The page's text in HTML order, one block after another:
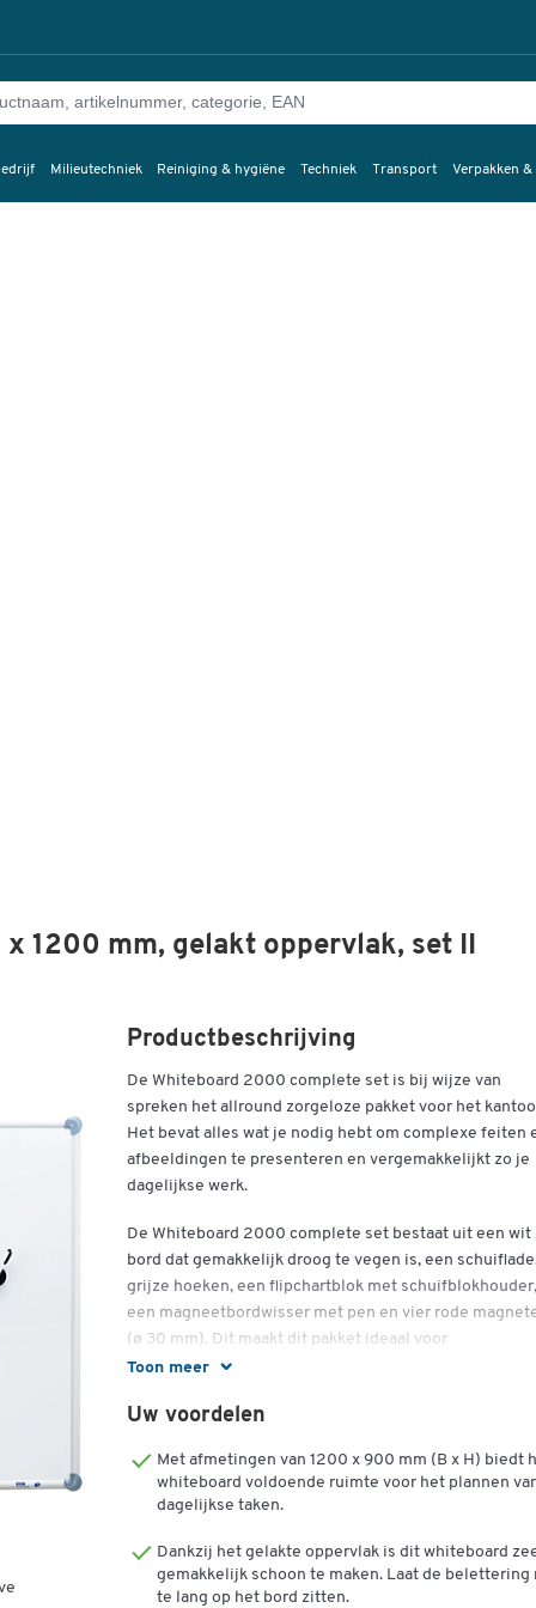
Milieutechniek Reiniging & hygiëne Techniek Transport Verpakken
1200 mm, gelakt oppervlak, set II
Toon meer
Productbeschrijving
De Whiteboard 2000 complete set is bij wijze van
spreken het allround zorgeloze pakket voor het
Het bevat alles wat je nodig hebt om complexe feiten
afbeeldingen te presenteren en vergemakkelijkt zo je
dagelijkse werk.
De Whiteboard 2000 complete set bestaat uit een wit
bord dat gemakkelijk droog te vegen is, een
grijze hoeken, een flipchartblok met schuifblokhouder,
een magneetbordwisser met pen en vier rode
(ø 30 mm). Dit maakt dit pakket ideaal voor
vergaderingen, trainingen en andere evenementen.
plastic-gecoat oppervlak, gemakkelijk droog af te
een magnetische
zeer stabiel aluminium frame
Grijze hoekpunten
Uw voordelen
Met afmetingen van 1200 x 900 mm (B x H) biedt
whiteboard voldoende ruimte voor het plannen
dagelijkse taken.
Dankzij het gelakte oppervlak is dit whiteboard
gemakkelijk schoon te maken. Laat de belettering
te lang op het bord zitten.